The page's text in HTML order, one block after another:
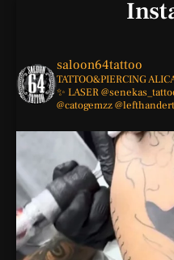
saloon64tattoo
TATTOO&PIERCING
✨ LASER
@catogemzz